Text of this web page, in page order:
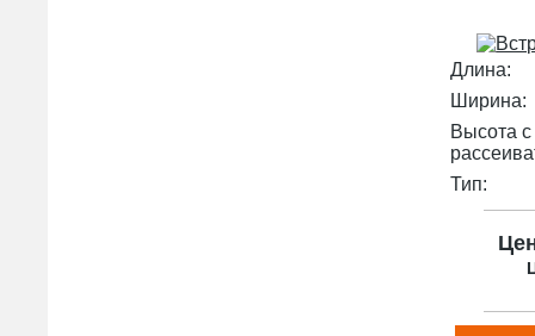
Длина:
Ширина:
Высота с
Тип: